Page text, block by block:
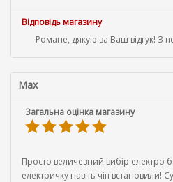
Відповідь магазину
Романе, дякую за Ваш відгук! З
Max
Загальна оцінка магазину
Просто величезний вибір електро
електричку навіть чіп встановили!